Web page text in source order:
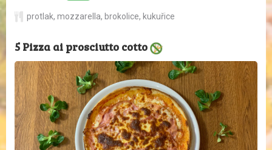
protlak, mozzarella, brokolice, kukuřice
5 Pizza ai prosciutto cotto